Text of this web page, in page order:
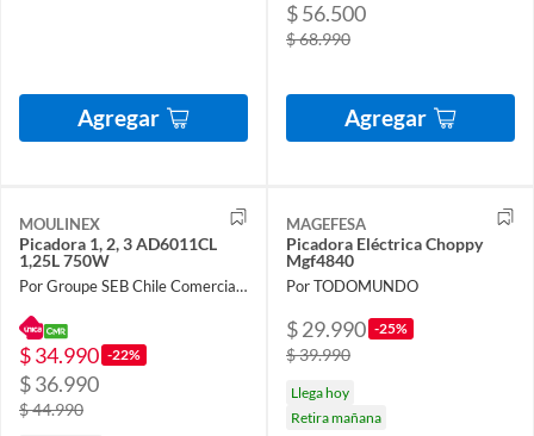
Agregar
$ 56.500
$ 68.990
Agregar
MOULINEX
Picadora 1, 2, 3 AD6011CL
1,25L 750W
Por Groupe SEB Chile Comercial Limitada
$ 34.990 -22%
$ 36.990
$ 44.990
MAGEFESA
Picadora Eléctrica Choppy
Mgf4840
Por TODOMUNDO
$ 29.990 -25%
$ 39.990
Llega hoy
Retira mañana